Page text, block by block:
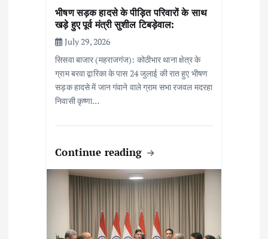
भीषण सड़क हादसे के पीड़ित परिवारों के साथ
खड़े हुए पूर्व मंत्री सुशील टिबड़ेवाल:
July 29, 2026
सिसवा बाजार (महराजगंज): कोठीभार थाना क्षेत्र के
ग्राम बरवा द्वारिका के पास 24 जुलाई की रात हुए भीषण
सड़क हादसे में जान गंवाने वाले ग्राम सभा रजवल मदरहा
निवासी कृष्णा…
Continue reading